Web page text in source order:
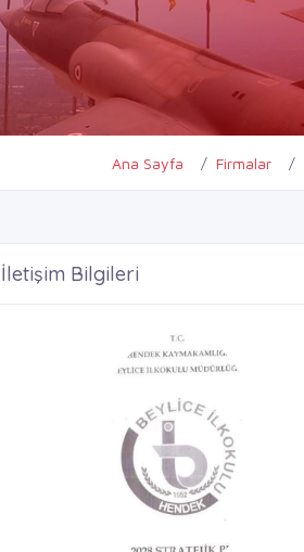
Ana Sayfa Firmalar
İletişim Bilgileri